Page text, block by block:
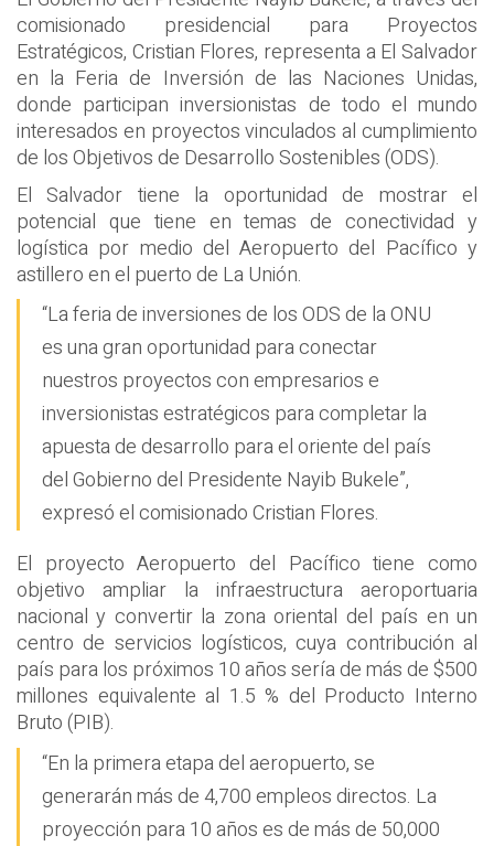
comisionado presidencial para Proyectos
Estratégicos, Cristian Flores, representa a El Salvador
en la Feria de Inversión de las Naciones Unidas,
donde participan inversionistas de todo el mundo
interesados en proyectos vinculados al cumplimiento
de los Objetivos de Desarrollo Sostenibles (ODS).
El Salvador tiene la oportunidad de mostrar el
potencial que tiene en temas de conectividad y
logística por medio del Aeropuerto del Pacífico y
astillero en el puerto de La Unión.
“La feria de inversiones de los ODS de la ONU
es una gran oportunidad para conectar
nuestros proyectos con empresarios e
inversionistas estratégicos para completar la
apuesta de desarrollo para el oriente del país
del Gobierno del Presidente Nayib Bukele”,
expresó el comisionado Cristian Flores.
El proyecto Aeropuerto del Pacífico tiene como
objetivo ampliar la infraestructura aeroportuaria
nacional y convertir la zona oriental del país en un
centro de servicios logísticos, cuya contribución al
país para los próximos 10 años sería de más de $500
millones equivalente al 1.5 % del Producto Interno
Bruto (PIB).
“En la primera etapa del aeropuerto, se
generarán más de 4,700 empleos directos. La
proyección para 10 años es de más de 50,000